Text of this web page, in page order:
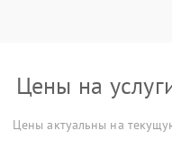
Цены на
Цены актуальны на